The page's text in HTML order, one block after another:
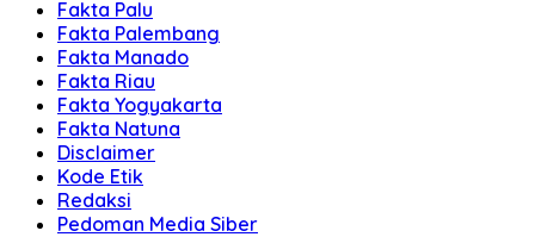
Fakta Palu
Fakta Palembang
Fakta Manado
Fakta Riau
Fakta Yogyakarta
Fakta Natuna
Disclaimer
Kode Etik
Redaksi
Pedoman Media Siber